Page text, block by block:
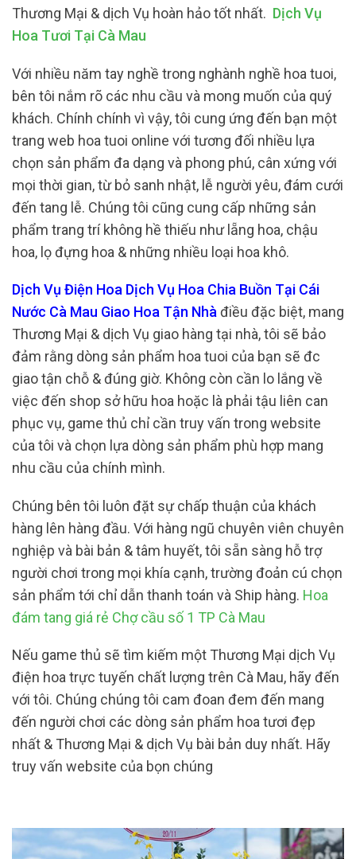
Thương Mại & dịch Vụ hoàn hảo tốt nhất. Dịch Vụ
Hoa Tươi Tại Cà Mau
Với nhiều năm tay nghề trong nghành nghề hoa tuoi,
bên tôi nắm rõ các nhu cầu và mong muốn của quý
khách. Chính chính vì vậy, tôi cung ứng đến bạn một
trang web hoa tuoi online với tương đối nhiều lựa
chọn sản phẩm đa dạng và phong phú, cân xứng với
mọi thời gian, từ bỏ sanh nhật, lễ người yêu, đám cưới
đến tang lễ. Chúng tôi cũng cung cấp những sản
phẩm trang trí không hề thiếu như lẵng hoa, chậu
hoa, lọ đựng hoa & những nhiều loại hoa khô.
Dịch Vụ Điện Hoa Dịch Vụ Hoa Chia Buồn Tại Cái
Nước Cà Mau Giao Hoa Tận Nhà điều đặc biệt, mang
Thương Mại & dịch Vụ giao hàng tại nhà, tôi sẽ bảo
đảm rằng dòng sản phẩm hoa tuoi của bạn sẽ đc
giao tận chỗ & đúng giờ. Không còn cần lo lắng về
việc đến shop sở hữu hoa hoặc là phải tậu liên can
phục vụ, game thủ chỉ cần truy vấn trong website
của tôi và chọn lựa dòng sản phẩm phù hợp mang
nhu cầu của chính mình.
Chúng bên tôi luôn đặt sự chấp thuận của khách
hàng lên hàng đầu. Với hàng ngũ chuyên viên chuyên
nghiệp và bài bản & tâm huyết, tôi sẵn sàng hỗ trợ
người chơi trong mọi khía cạnh, trường đoản cú chọn
sản phẩm tới chỉ dẫn thanh toán và Ship hàng. Hoa
đám tang giá rẻ Chợ cầu số 1 TP Cà Mau
Nếu game thủ sẽ tìm kiếm một Thương Mại dịch Vụ
điện hoa trực tuyến chất lượng trên Cà Mau, hãy đến
với tôi. Chúng chúng tôi cam đoan đem đến mang
đến người chơi các dòng sản phẩm hoa tươi đẹp
nhất & Thương Mại & dịch Vụ bài bản duy nhất. Hãy
truy vấn website của bọn chúng